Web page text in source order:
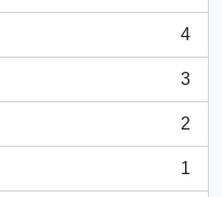
4
3
2
1